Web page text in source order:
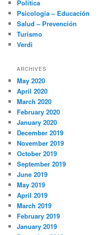
Política
Psicología – Educación
Salud – Prevención
Turismo
Verdi
ARCHIVES
May 2020
April 2020
March 2020
February 2020
January 2020
December 2019
November 2019
October 2019
September 2019
June 2019
May 2019
April 2019
March 2019
February 2019
January 2019